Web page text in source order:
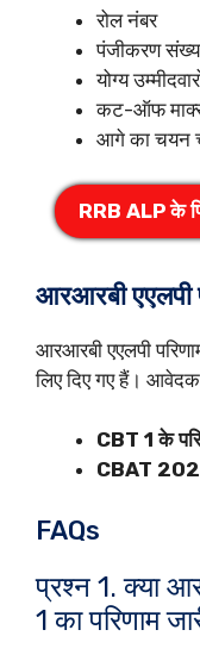
रोल नंबर
पंजीकरण
योग्य
कट-ऑफ
आगे का चयन
RRB ALP के
आरआरबी एएलपी
आरआरबी एएलपी
लिए दिए गए हैं।
CBT 1 के
CBAT
FAQs
प्रश्न 1. क्या
1 का परिणाम